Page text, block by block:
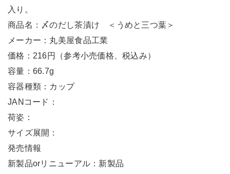
入り。
商品名：〆のだし茶漬け ＜うめと三つ葉＞
メーカー：丸美屋食品工業
価格：216円（参考小売価格、税込み）
容量：66.7g
容器種類：カップ
JANコード：
荷姿：
サイズ展開：
発売情報
新製品orリニューアル：新製品